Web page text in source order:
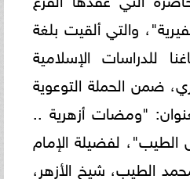
والتي ألقيت بلغة
للدراسات الإسلامية
ضمن الحملة التوعوية
"ومضات أزهرية ..
لفضيلة الإمام
الطيب، شيخ الأزهر،